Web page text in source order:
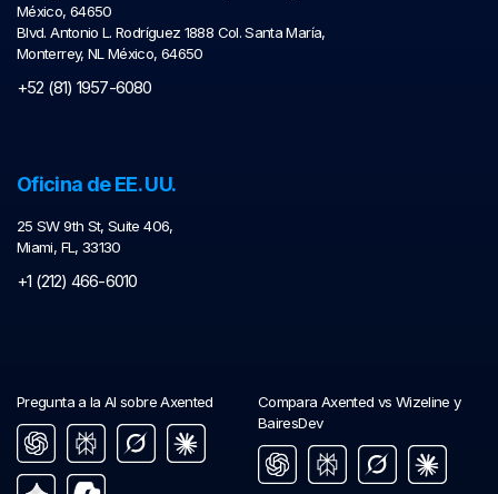
México, 64650
Blvd. Antonio L. Rodríguez 1888 Col. Santa María,
Monterrey, NL México, 64650
+52 (81) 1957-6080
Oficina de EE. UU.
25 SW 9th St, Suite 406,
Miami, FL, 33130
+1 (212) 466-6010
Pregunta a la AI sobre Axented
Compara Axented vs Wizeline y
BairesDev